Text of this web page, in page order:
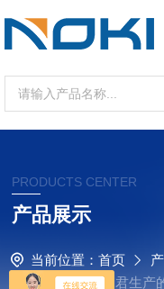
PRODUCTS CENTER
产品展示
当前位置： 首页
培养箱
江苏同君生产